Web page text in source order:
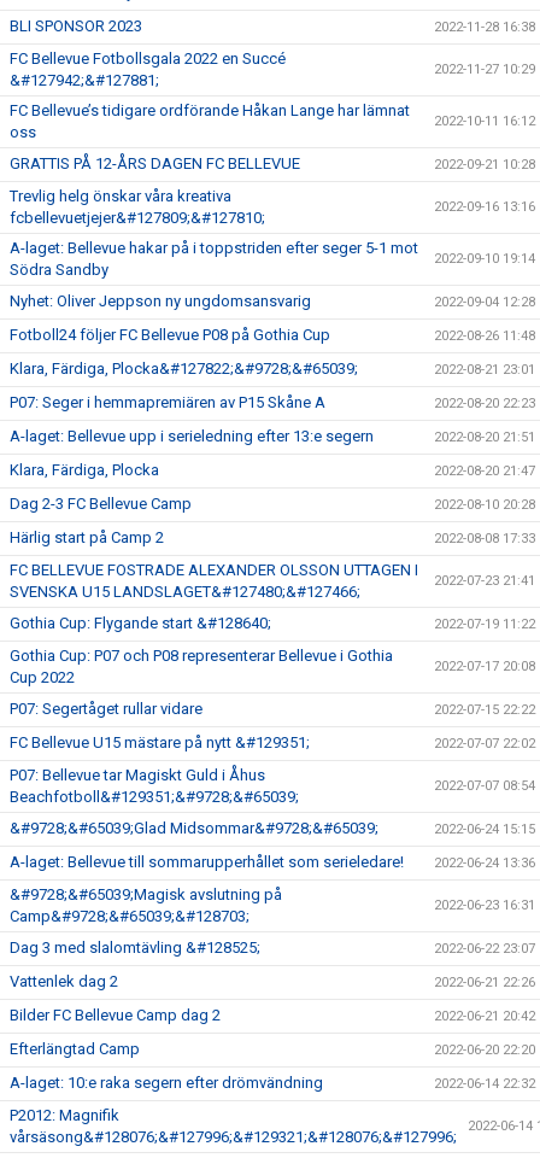
BLI SPONSOR 2023 2022-11-28 16:38
FC Bellevue Fotbollsgala 2022 en Succé
&#127942;&#127881;
2022-11-27 10:29
FC Bellevue’s tidigare ordförande Håkan Lange har lämnat
oss
2022-10-11 16:12
GRATTIS PÅ 12-ÅRS DAGEN FC BELLEVUE 2022-09-21 10:28
Trevlig helg önskar våra kreativa
fcbellevuetjejer&#127809;&#127810;
2022-09-16 13:16
A-laget: Bellevue hakar på i toppstriden efter seger 5-1 mot
Södra Sandby
2022-09-10 19:14
Nyhet: Oliver Jeppson ny ungdomsansvarig 2022-09-04 12:28
Fotboll24 följer FC Bellevue P08 på Gothia Cup 2022-08-26 11:48
Klara, Färdiga, Plocka&#127822;&#9728;&#65039; 2022-08-21 23:01
P07: Seger i hemmapremiären av P15 Skåne A 2022-08-20 22:23
A-laget: Bellevue upp i serieledning efter 13:e segern 2022-08-20 21:51
Klara, Färdiga, Plocka 2022-08-20 21:47
Dag 2-3 FC Bellevue Camp 2022-08-10 20:28
Härlig start på Camp 2 2022-08-08 17:33
FC BELLEVUE FOSTRADE ALEXANDER OLSSON UTTAGEN I
SVENSKA U15 LANDSLAGET&#127480;&#127466;
2022-07-23 21:41
Gothia Cup: Flygande start &#128640; 2022-07-19 11:22
Gothia Cup: P07 och P08 representerar Bellevue i Gothia
Cup 2022
2022-07-17 20:08
P07: Segertåget rullar vidare 2022-07-15 22:22
FC Bellevue U15 mästare på nytt &#129351; 2022-07-07 22:02
P07: Bellevue tar Magiskt Guld i Åhus
Beachfotboll&#129351;&#9728;&#65039;
2022-07-07 08:54
&#9728;&#65039;Glad Midsommar&#9728;&#65039; 2022-06-24 15:15
A-laget: Bellevue till sommarupperhållet som serieledare! 2022-06-24 13:36
&#9728;&#65039;Magisk avslutning på
Camp&#9728;&#65039;&#128703;
2022-06-23 16:31
Dag 3 med slalomtävling &#128525; 2022-06-22 23:07
Vattenlek dag 2 2022-06-21 22:26
Bilder FC Bellevue Camp dag 2 2022-06-21 20:42
Efterlängtad Camp 2022-06-20 22:20
A-laget: 10:e raka segern efter drömvändning 2022-06-14 22:32
P2012: Magnifik
vårsäsong&#128076;&#127996;&#129321;&#128076;&#127996;
2022-06-14